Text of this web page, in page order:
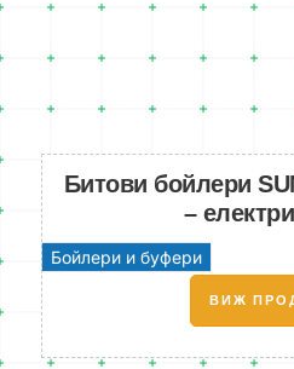
Бойлери и буфери
Битови бойлери
–
ВИЖ